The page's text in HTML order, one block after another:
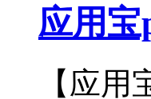
应用宝
【应